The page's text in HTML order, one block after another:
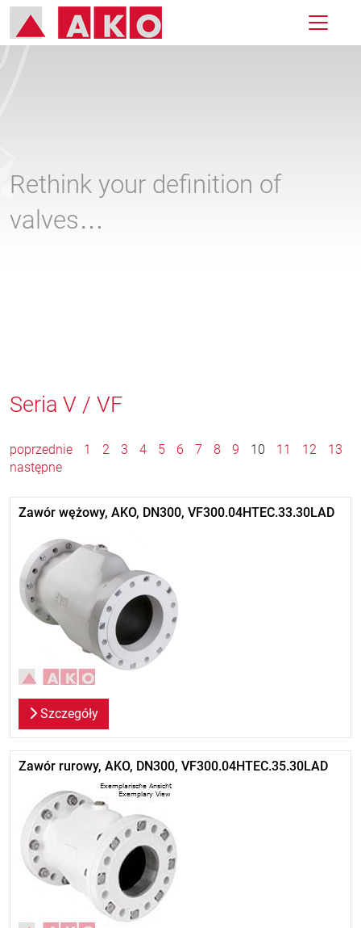
Rethink your definition of
valves…
Seria V / VF
poprzednie 1 2 3 4 5 6 7 8 9 10 11 12
13
następne
Zawór wężowy, AKO, DN300, VF300.04HTEC.33.30LAD
Szczegóły
Zawór rurowy, AKO, DN300, VF300.04HTEC.35.30LAD